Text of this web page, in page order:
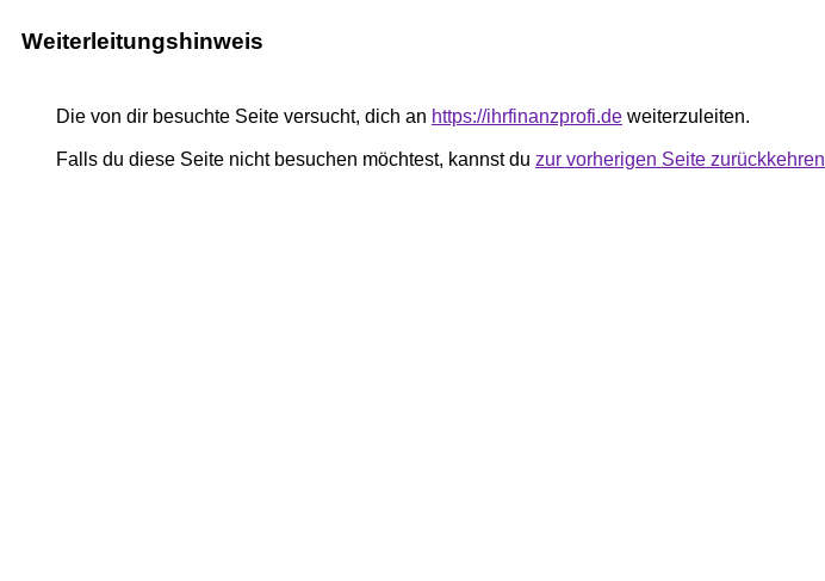
Weiterleitungshinweis
Die von dir besuchte Seite versucht, dich an https://ihrfinanzprofi.de weiterzuleiten.
Falls du diese Seite nicht besuchen möchtest, kannst du zur vorherigen Seite zurückkehren